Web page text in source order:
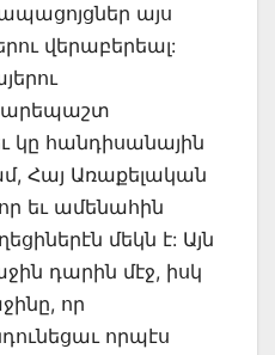
այս
վերաբերեալ:
կը հանդիսանային
Հայ Առաքելական
եւ ամենահին
մեկն է: Այն
դարին մէջ, իսկ
որ
որպէս